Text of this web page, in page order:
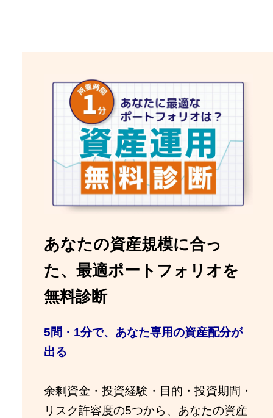
あなたの資産規模に合っ
た、最適ポートフォリオを
無料診断
5問・1分で、あなた専用の資産配分が
出る
余剰資金・投資経験・目的・投資期間・
リスク許容度の5つから、あなたの資産